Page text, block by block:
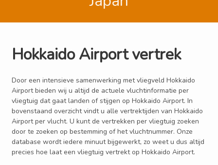
Hokkaido Airport vertrek
Door een intensieve samenwerking met vliegveld Hokkaido
Airport bieden wij u altijd de actuele vluchtinformatie per
vliegtuig dat gaat landen of stijgen op Hokkaido Airport. In
bovenstaand overzicht vindt u alle vertrektijden van Hokkaido
Airport per vlucht. U kunt de vertrekken per vliegtuig zoeken
door te zoeken op bestemming of het vluchtnummer. Onze
database wordt iedere minuut bijgewerkt, zo weet u dus altijd
precies hoe laat een vliegtuig vertrekt op Hokkaido Airport.